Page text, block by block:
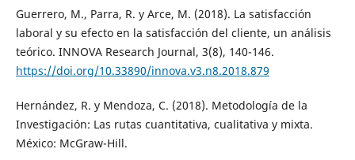
Guerrero, M., Parra, R. y Arce, M. (2018). La satisfacción
laboral y su efecto en la satisfacción del cliente, un análisis
teórico. INNOVA Research Journal, 3(8), 140-146.
https://doi.org/10.33890/innova.v3.n8.2018.879
Hernández, R. y Mendoza, C. (2018). Metodología de la
Investigación: Las rutas cuantitativa, cualitativa y mixta.
México: McGraw-Hill.